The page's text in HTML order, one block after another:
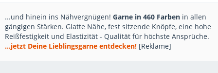
...und hinein ins Nähvergnügen! Garne in 460 Farben in allen
gängigen Stärken. Glatte Nähe, fest sitzende Knöpfe, eine hohe
Reißfestigkeit und Elastizität - Qualität für höchste Ansprüche.
...jetzt Deine Lieblingsgarne entdecken! [Reklame]